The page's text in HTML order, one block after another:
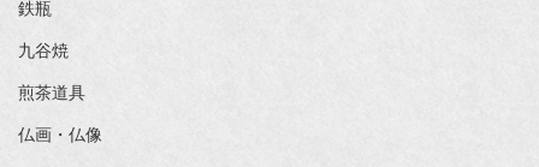
鉄瓶
九谷焼
煎茶道具
仏画・仏像